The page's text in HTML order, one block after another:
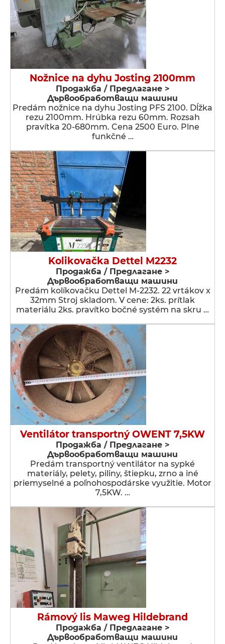
Nožnice na dyhu Josting 2100mm
Продажба / Предлагане >
Дървообработващи машини
Predám nožnice na dyhu Josting PFS 2100. Dĺžka
rezu 2100mm. Hrúbka rezu 60mm. Rozsah
pravítka 20-680mm. Cena 2500 Euro. Plne
funkčné …
Kolikovačka Dettel M2232
Продажба / Предлагане >
Дървообработващи машини
Predám kolíkovačku Dettel M-2232. 22 vrtákov x
32mm Stroj skladom. V cene: 2ks. prítlak
materiálu 2ks. pravítko bočné systém na skru …
Ventilátor transportný OWENT 7,5KW
Продажба / Предлагане >
Дървообработващи машини
Predám transportný ventilátor na sypké
materiály, pelety, piliny, štiepku, zrno a iné
priemyselné a poľnohospodárske využitie. Motor
7,5KW. …
Rámový lis Maweg Hildebrand
Продажба / Предлагане >
Дървообработващи машини